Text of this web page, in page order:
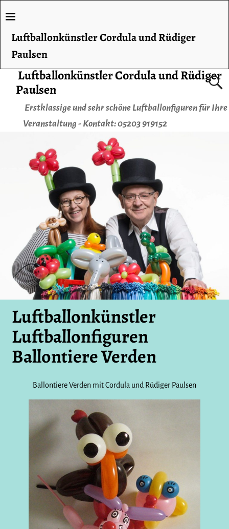
Luftballonkünstler Cordula und Rüdiger
Paulsen
Erstklassige und sehr schöne Luftballonfiguren für Ihre
Veranstaltung - Kontakt: 05203 919152
Luftballonkünstler Cordula und Rüdiger
Paulsen
Luftballonkünstler
Luftballonfiguren
Ballontiere Verden
Ballontiere Verden mit Cordula und Rüdiger Paulsen